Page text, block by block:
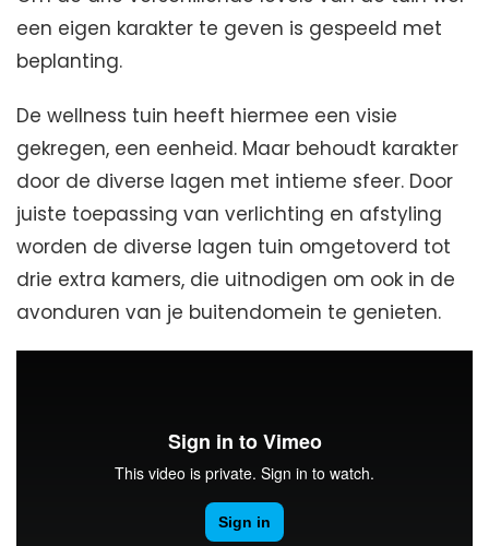
een eigen karakter te geven is gespeeld met
beplanting.
De wellness tuin heeft hiermee een visie
gekregen, een eenheid. Maar behoudt karakter
door de diverse lagen met intieme sfeer. Door
juiste toepassing van verlichting en afstyling
worden de diverse lagen tuin omgetoverd tot
drie extra kamers, die uitnodigen om ook in de
avonduren van je buitendomein te genieten.